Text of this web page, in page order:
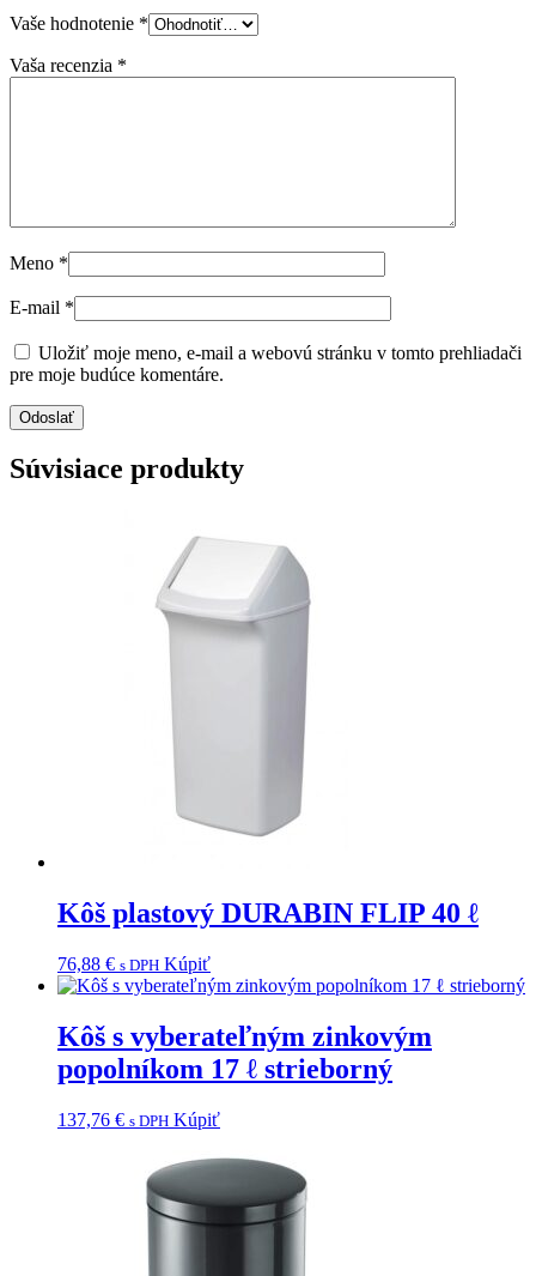
Vaše hodnotenie *
Vaša recenzia *
Meno *
E-mail *
Uložiť moje meno, e-mail a webovú stránku v tomto prehliadači
pre moje budúce komentáre.
Súvisiace produkty
Kôš plastový DURABIN FLIP 40 ℓ
76,88 € s DPH Kúpiť
Kôš s vyberateľným zinkovým
popolníkom 17 ℓ strieborný
137,76 € s DPH Kúpiť